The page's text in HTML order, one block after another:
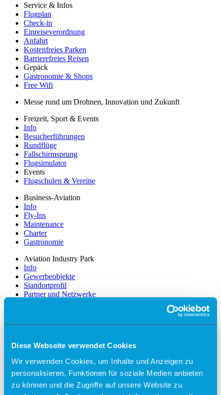
Diese Webseite verwendet Cookies
Wir verwenden Cookies, um Inhalte und Anzeigen zu
personalisieren, Funktionen für soziale Medien anbieten
zu können und die Zugriffe auf unsere Website zu
Service & Infos
Flugplan
Check-in
Einreiseverordnung
Anfahrt
Kostenfreies Parken
Barrierefreies Reisen
Gepäck
Gastronomie & Shops
Free Wifi
Messe rund um Drohnen, Innovation und Zukunft
Freizeit, Sport & Events
Info
Besucherführungen
Rundflüge
Fallschirmsprung
Flugsimulator
Events
Flugschulen & Vereine
Business-Aviation
Info
Fly-Ins
Maintenance
Charter
Gastronomie
Aviation Industry Park
Info
Gewerbeobjekte
Standortprofil
Partner und Netzwerke
Zahlen, Daten und Fakten
Trainingsflüge
Presse
Partner